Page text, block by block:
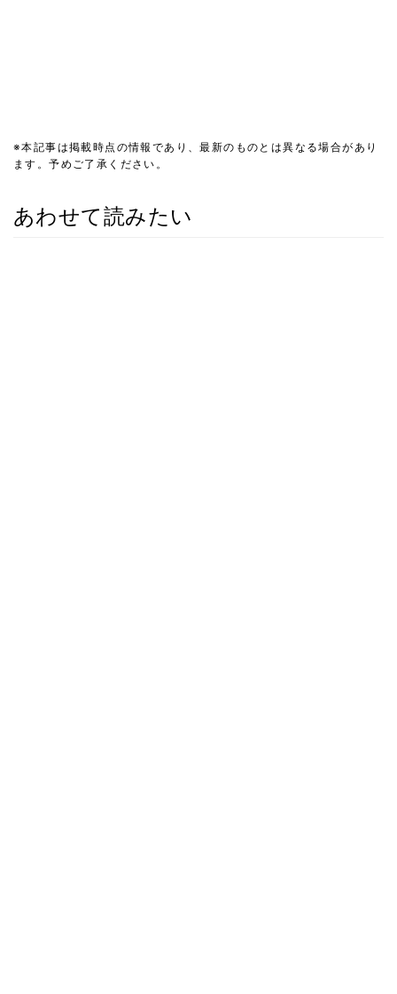
※本記事は掲載時点の情報であり、最新のものとは異なる場合があり
ます。予めご了承ください。
あわせて読みたい